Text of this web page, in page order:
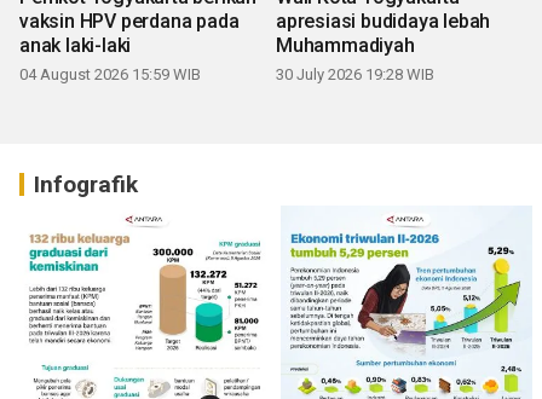
vaksin HPV perdana pada
anak laki-laki
04 August 2026 15:59 WIB
apresiasi budidaya lebah
Muhammadiyah
30 July 2026 19:28 WIB
Infografik